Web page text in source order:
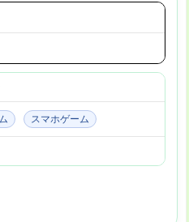
スマホゲーム